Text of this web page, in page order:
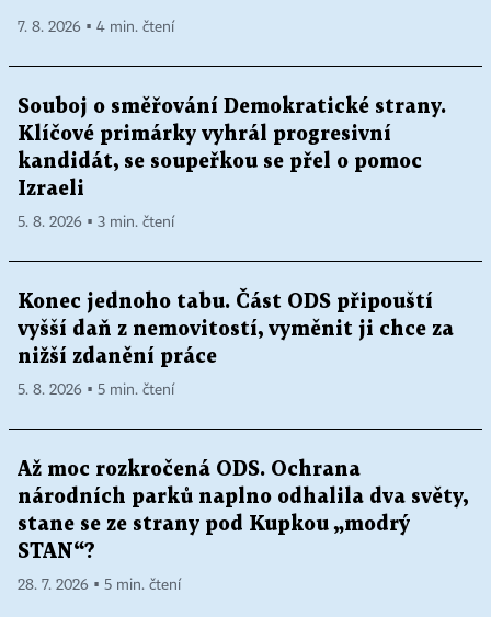
7. 8. 2026 ▪ 4 min. čtení
Souboj o směřování Demokratické strany.
Klíčové primárky vyhrál progresivní
kandidát, se soupeřkou se přel o pomoc
Izraeli
5. 8. 2026 ▪ 3 min. čtení
Konec jednoho tabu. Část ODS připouští
vyšší daň z nemovitostí, vyměnit ji chce za
nižší zdanění práce
5. 8. 2026 ▪ 5 min. čtení
Až moc rozkročená ODS. Ochrana
národních parků naplno odhalila dva světy,
stane se ze strany pod Kupkou „modrý
STAN“?
28. 7. 2026 ▪ 5 min. čtení